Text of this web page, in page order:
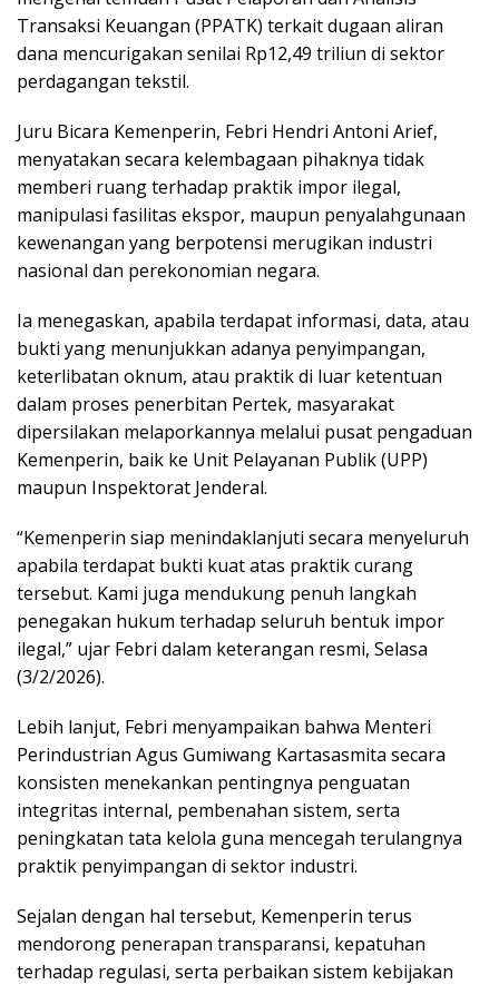
Transaksi Keuangan (PPATK) terkait dugaan aliran
dana mencurigakan senilai Rp12,49 triliun di sektor
perdagangan tekstil.
Juru Bicara Kemenperin, Febri Hendri Antoni Arief,
menyatakan secara kelembagaan pihaknya tidak
memberi ruang terhadap praktik impor ilegal,
manipulasi fasilitas ekspor, maupun penyalahgunaan
kewenangan yang berpotensi merugikan industri
nasional dan perekonomian negara.
Ia menegaskan, apabila terdapat informasi, data, atau
bukti yang menunjukkan adanya penyimpangan,
keterlibatan oknum, atau praktik di luar ketentuan
dalam proses penerbitan Pertek, masyarakat
dipersilakan melaporkannya melalui pusat pengaduan
Kemenperin, baik ke Unit Pelayanan Publik (UPP)
maupun Inspektorat Jenderal.
“Kemenperin siap menindaklanjuti secara menyeluruh
apabila terdapat bukti kuat atas praktik curang
tersebut. Kami juga mendukung penuh langkah
penegakan hukum terhadap seluruh bentuk impor
ilegal,” ujar Febri dalam keterangan resmi, Selasa
(3/2/2026).
Lebih lanjut, Febri menyampaikan bahwa Menteri
Perindustrian Agus Gumiwang Kartasasmita secara
konsisten menekankan pentingnya penguatan
integritas internal, pembenahan sistem, serta
peningkatan tata kelola guna mencegah terulangnya
praktik penyimpangan di sektor industri.
Sejalan dengan hal tersebut, Kemenperin terus
mendorong penerapan transparansi, kepatuhan
terhadap regulasi, serta perbaikan sistem kebijakan